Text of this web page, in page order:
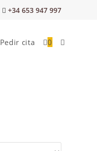
+34 653 947 997
Pedir cita 0